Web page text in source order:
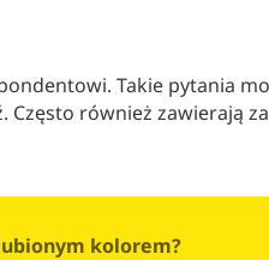
Takie pytania
również zawierają
kolorem?